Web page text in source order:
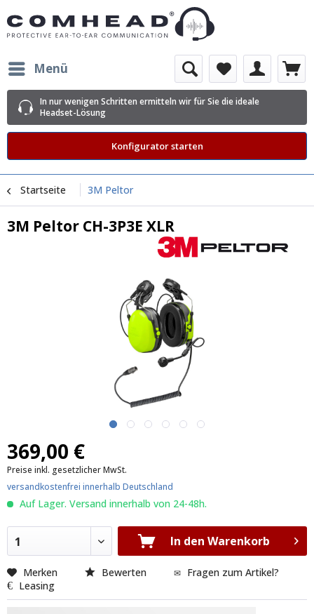
Menü
In nur wenigen Schritten ermitteln wir für Sie die ideale
Headset-Lösung
Konfigurator starten
Startseite 3M Peltor
3M Peltor CH-3P3E XLR
369,00 €
Preise inkl. gesetzlicher MwSt.
versandkostenfrei innerhalb Deutschland
Auf Lager. Versand innerhalb von 24-48h.
1 In den Warenkorb
Merken Bewerten
Fragen zum Artikel?
Leasing